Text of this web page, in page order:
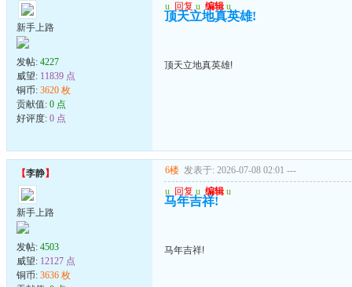
新手上路
发帖: 4227
威望: 11839 点
铜币: 3620 枚
贡献值: 0 点
好评度: 0 点
u 回复 u 编辑 u
顶天立地真英雄!
顶天立地真英雄!
【李静】
新手上路
发帖: 4503
威望: 12127 点
铜币: 3636 枚
6楼 发表于: 2026-07-08 02:01 ---
u 回复 u 编辑 u
马年吉祥!
马年吉祥!